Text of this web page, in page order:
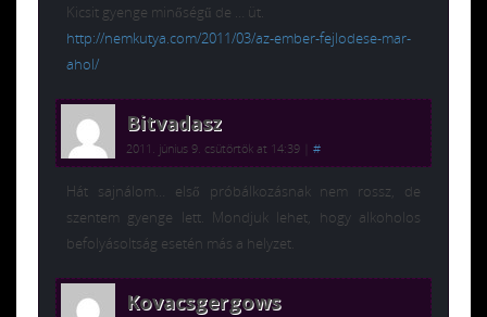
Kicsit gyenge minőségű de … üt.
http://nemkutya.com/2011/03/az-ember-fejlodese-mar-
ahol/
Bitvadasz
2011. június 9. csütörtök at 14:39 #
Hát sajnálom… első próbálkozásnak nem rossz, de
szentem gyenge lett. Mondjuk lehet, hogy alkoholos
befolyásoltság esetén más a helyzet.
Kovacsgergows